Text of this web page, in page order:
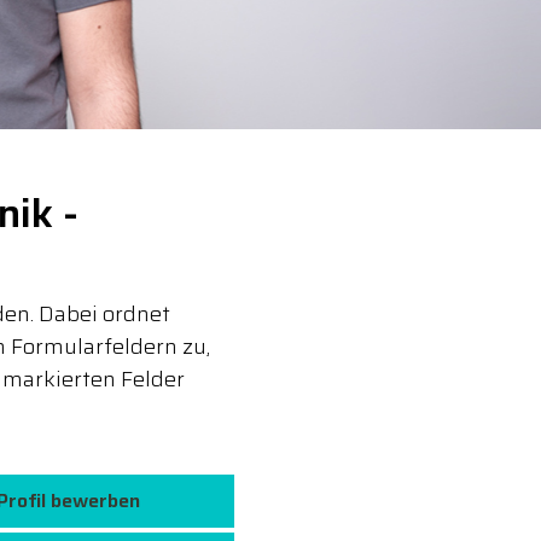
-
Dabei ordnet
zu,
markierten Felder
bewerben